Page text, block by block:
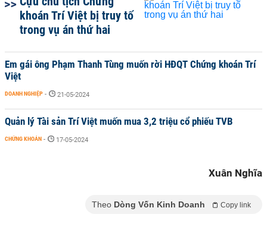
khoán Trí Việt bị truy tố
trong vụ án thứ hai
Em gái ông Phạm Thanh Tùng muốn rời HĐQT Chứng khoán Trí
Việt
DOANH NGHIỆP - 21-05-2024
Quản lý Tài sản Trí Việt muốn mua 3,2 triệu cổ phiếu TVB
CHỨNG KHOÁN - 17-05-2024
Xuân Nghĩa
Theo Dòng Vốn Kinh Doanh Copy link